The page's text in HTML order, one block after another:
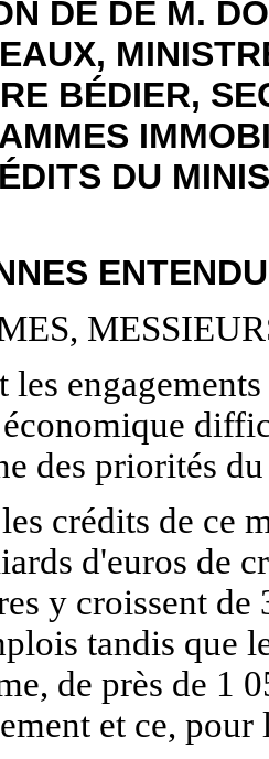
DE DE M.
BÉDIER,
DU
les
des priorités
crédits de ce
d'euros de
y croissent de
tandis que
de près de 1
et ce, pour